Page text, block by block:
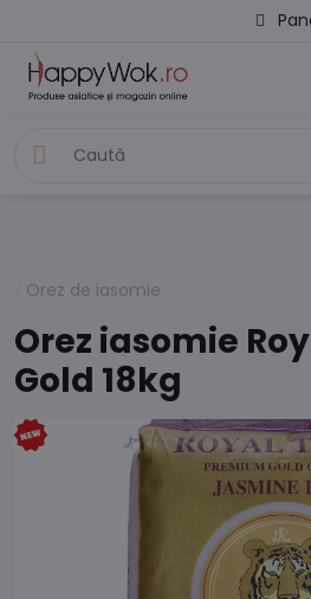
Orez de iasomie
Orez iasomie
Gold 18kg